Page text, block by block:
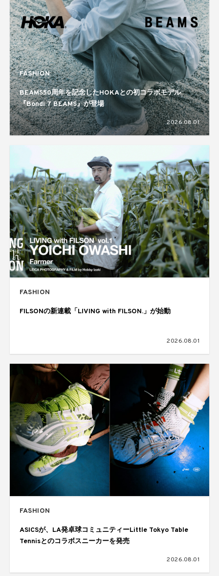
FASHION
BEAMS50周年を記念したHOKAとの初コラボモデル
『Bondi 7 BEAMS』が登場
2026.08.01
FASHION
FILSONの新連載「LIVING with FILSON.」が始動
2026.08.01
FASHION
ASICSが、LA発卓球コミュニティーLittle Tokyo Table
Tennisとのコラボスニーカーを発売
2026.08.01